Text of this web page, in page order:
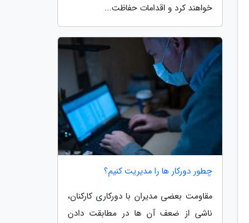
خواهند کرد و اقدامات حفاظت...
چطور دورکار ها را مدیریت کنیم؟
مقاومت بعضی مدیران با دورکاری کارکنان،
ناشی از ضعف آن ها در مطابقت دادن